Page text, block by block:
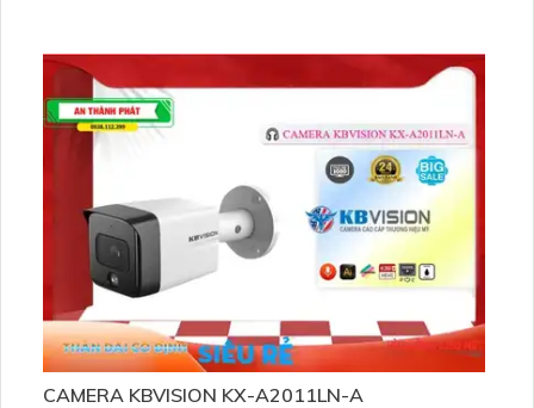
CAMERA KBVISION KX-A2011LN-A